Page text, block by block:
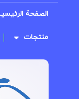
الصفحة
منتجات